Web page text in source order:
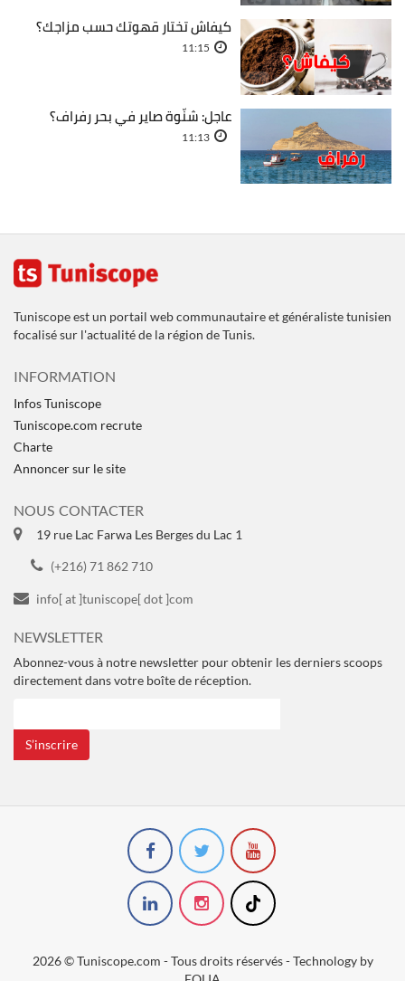
كيفاش تختار قهوتك حسب مزاجك؟
11:15
عاجل: شنّوة صاير في بحر رفراف؟
11:13
Tuniscope est un portail web communautaire et généraliste tunisien
focalisé sur l'actualité de la région de Tunis.
INFORMATION
Infos Tuniscope
Tuniscope.com recrute
Charte
Annoncer sur le site
NOUS CONTACTER
19 rue Lac Farwa Les Berges du Lac 1
(+216) 71 862 710
info[ at ]tuniscope[ dot ]com
NEWSLETTER
Abonnez-vous à notre newsletter pour obtenir les derniers scoops
directement dans votre boîte de réception.
S’inscrire
2026 © Tuniscope.com - Tous droits réservés - Technology by